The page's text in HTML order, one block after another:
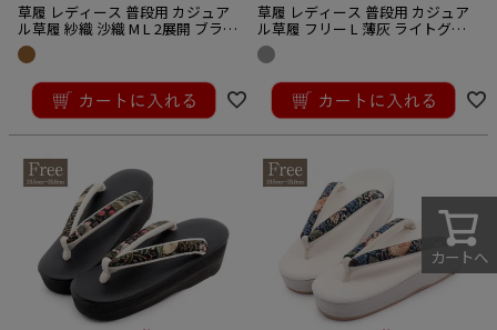
草履 レディース 普段用 カジュア
ル草履 紗織 沙織 M L 2展開 ブラウ
ン 茶 蛇柄 パイソン風 合皮 スクエ
ア 3枚芯 クッション草履 Hi-クッ
ション EVA素材 日本製
17,600税込
草履 レディース 普段用 カジュア
ル草履 フリー L 薄灰 ライトグレ
ー ブラック モリス コレクション
いちご泥棒 日本製 京都 万里小路
15,400税込
カートへ